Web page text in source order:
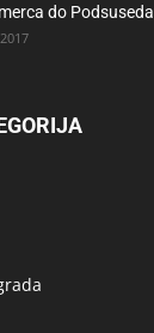
do Podsuseda